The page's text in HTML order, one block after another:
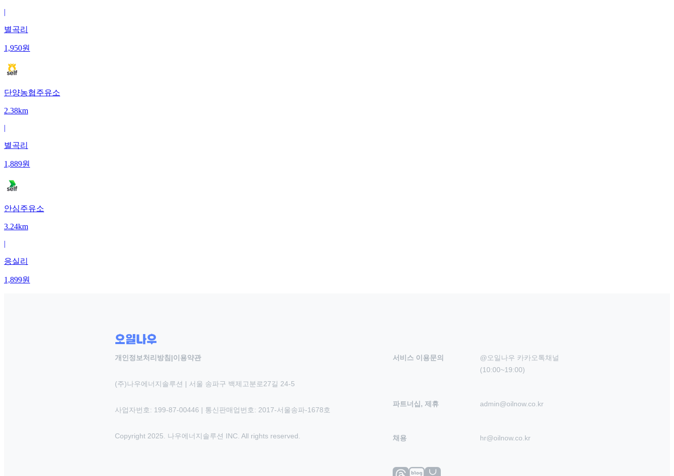
|
별곡리
1,950원
단양농협주유소
2.38km
|
별곡리
1,889원
안심주유소
3.24km
|
응실리
1,899원
개인정보처리방침 |이용약관
(주)나우에너지솔루션 | 서울 송파구 백제고분로27길 24-5
사업자번호: 199-87-00446 | 통신판매업번호: 2017-서울송파-1678호
Copyright 2025. 나우에너지솔루션 INC. All rights reserved.
서비스 이용문의
@오일나우 카카오톡채널
(10:00~19:00)
파트너십, 제휴 admin@oilnow.co.kr
채용 hr@oilnow.co.kr